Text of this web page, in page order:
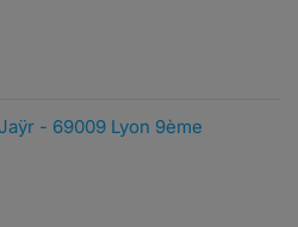
- 69009 Lyon 9ème